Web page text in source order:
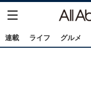
連載 ライフ グルメ